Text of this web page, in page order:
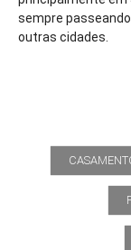
sempre
outras cidades.